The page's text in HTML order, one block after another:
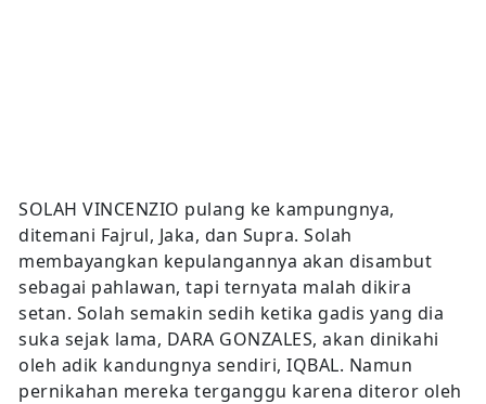
SOLAH VINCENZIO pulang ke kampungnya,
ditemani Fajrul, Jaka, dan Supra. Solah
membayangkan kepulangannya akan disambut
sebagai pahlawan, tapi ternyata malah dikira
setan. Solah semakin sedih ketika gadis yang dia
suka sejak lama, DARA GONZALES, akan dinikahi
oleh adik kandungnya sendiri, IQBAL. Namun
pernikahan mereka terganggu karena diteror oleh